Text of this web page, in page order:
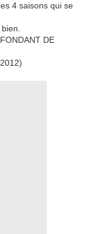
4 saisons qui se
DE